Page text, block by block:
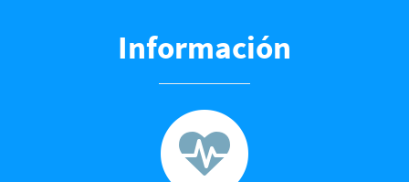
Información